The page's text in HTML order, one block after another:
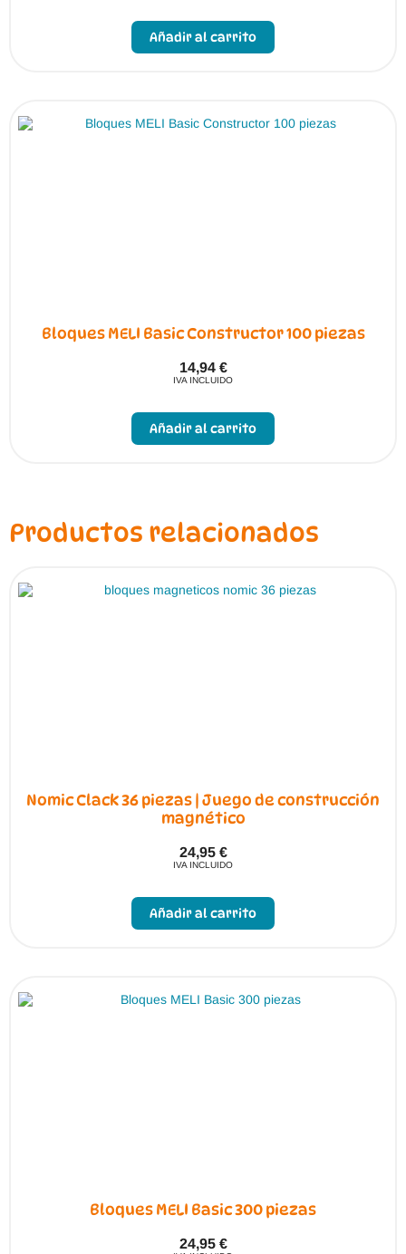
Añadir al carrito
Bloques MELI Basic Constructor 100 piezas
14,94 €
IVA INCLUIDO
Añadir al carrito
Productos relacionados
Nomic Clack 36 piezas | Juego de construcción
magnético
24,95 €
IVA INCLUIDO
Añadir al carrito
Bloques MELI Basic 300 piezas
24,95 €